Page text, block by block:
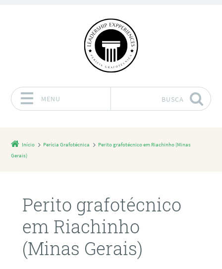
MENU BUSCA
Início Perícia Grafotécnica
Perito grafotécnico em Riachinho (Minas
Gerais)
Perito grafotécnico
em Riachinho
(Minas Gerais)